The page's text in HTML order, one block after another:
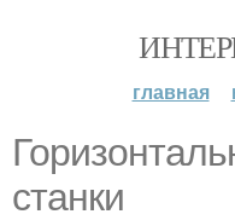
главная
станки